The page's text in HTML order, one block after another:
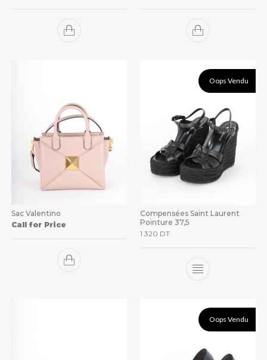
Sac Valentino
Call for Price
Oops Vendu
Compensées Saint Laurent
Pointure 37,5
1 320 DT
Oops Vendu